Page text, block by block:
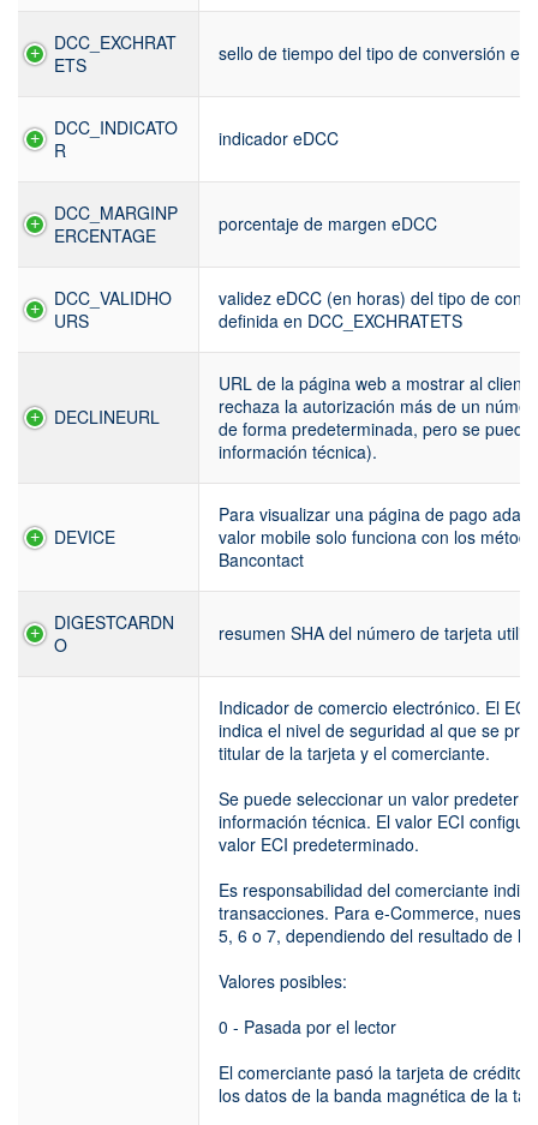
DCC_EXCHRAT
ETS
sello de tiempo del tipo de conversión
DCC_INDICATO
R
indicador eDCC
DCC_MARGINP
ERCENTAGE
porcentaje de margen eDCC
DCC_VALIDHO
URS
validez eDCC (en horas) del tipo de
definida en DCC_EXCHRATETS
DECLINEURL
URL de la página web a mostrar al
rechaza la autorización más de un
de forma predeterminada, pero se
información técnica).
DEVICE
Para visualizar una página de pago
valor mobile solo funciona con los
Bancontact
DIGESTCARDN
O
resumen SHA del número de tarjeta
Indicador de comercio electrónico. El
indica el nivel de seguridad al que se
titular de la tarjeta y el comerciante.
Se puede seleccionar un valor
información técnica. El valor ECI
valor ECI predeterminado.
Es responsabilidad del comerciante
transacciones. Para e-Commerce,
5, 6 o 7, dependiendo del resultado de
Valores posibles:
0 - Pasada por el lector
El comerciante pasó la tarjeta de crédito
los datos de la banda magnética de la